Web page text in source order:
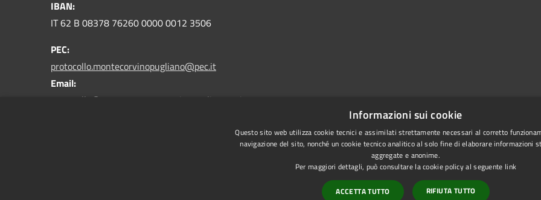
IBAN:
IT 62 B 08378 76260 0000 0012 3506
PEC:
protocollo.montecorvinopugliano@pec.it
Email:
protocollo@comune.montecorvinopugliano.sa.it
Informazioni sui cookie
Questo sito web utilizza cookie tecnici e assimilati strettamente necessari al corretto
navigazione del sito, nonché un cookie tecnico analitico al solo fine di elaborare informazioni
aggregate e anonime.
Per maggiori dettagli, può consultare la cookie policy al seguente link
ACCETTA TUTTO RIFIUTA TUTTO